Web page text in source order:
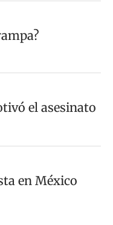
el asesinato
en México